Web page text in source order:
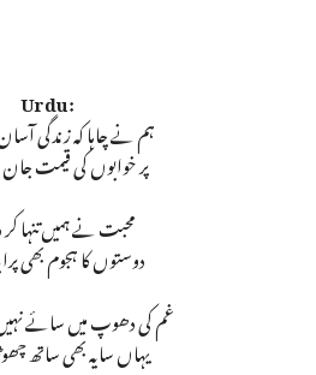
Urdu:
ہم نے چاہا کہ زندگی
پر خوابوں کی قیمت
محبت نے ہمیں تنہا
دوستوں کا ہجوم بھی
غم کی دھوپ میں سائے
یہاں سایہ بھی ساتھ